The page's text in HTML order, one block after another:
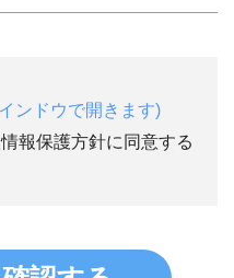
ンドウで開きます)
報保護方針に同意する